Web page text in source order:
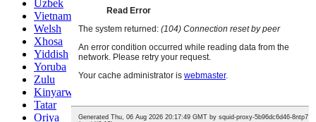
Uzbek
Vietnamese
Welsh
Xhosa
Yiddish
Yoruba
Zulu
Kinyarwanda
Tatar
Oriya